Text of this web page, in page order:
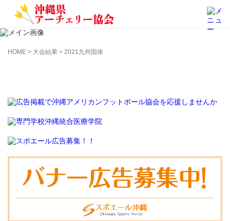
HOME > 大会結果 > 2021九州国体